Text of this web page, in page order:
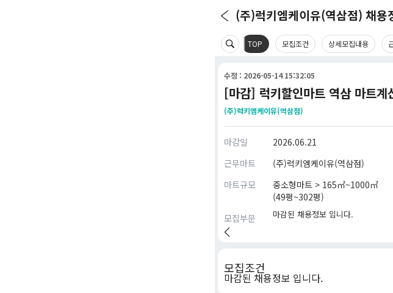
(주)럭키엠케이유(역삼점) 채용
TOP 모집조건 상세모집내용
수정 : 2026-05-14 15:32:05
[마감] 럭키할인마트 역삼 마트
(주)럭키엠케이유(역삼점)
마감일
2026.06.21
근무마트
(주)럭키엠케이유(역삼점)
마트규모
중소형마트 > 165㎡~1000㎡
(49평~302평)
모집부문
마감된 채용정보 입니다.
모집조건
마감된 채용정보 입니다.